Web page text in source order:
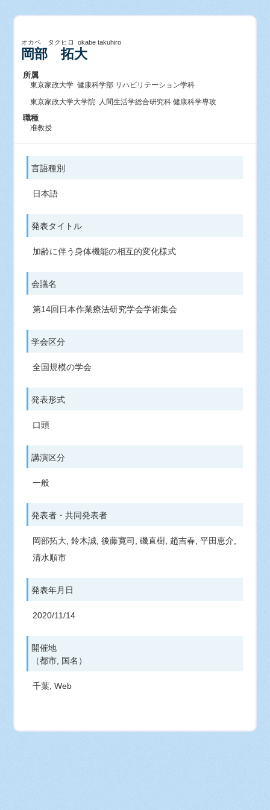
オカベ タクヒロ okabe takuhiro
岡部 拓大
所属
東京家政大学 健康科学部 リハビリテーション学科
東京家政大学大学院 人間生活学総合研究科 健康科学専攻
職種
准教授
言語種別
日本語
発表タイトル
加齢に伴う身体機能の相互的変化様式
会議名
第14回日本作業療法研究学会学術集会
学会区分
全国規模の学会
発表形式
口頭
講演区分
一般
発表者・共同発表者
岡部拓大, 鈴木誠, 後藤寛司, 磯直樹, 趙吉春, 平田恵介,
清水順市
発表年月日
2020/11/14
開催地
（都市, 国名）
千葉, Web